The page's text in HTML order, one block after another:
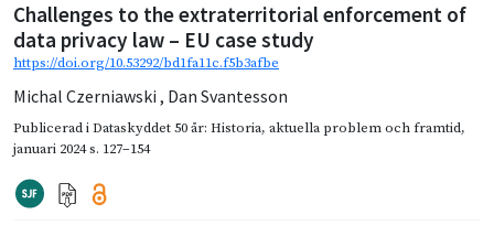
Challenges to the extraterritorial enforcement of
data privacy law – EU case study
https://doi.org/10.53292/bd1fa11c.f5b3afbe
Michal Czerniawski , Dan Svantesson
Publicerad iDataskyddet 50 år: Historia, aktuella problem och framtid,
januari 2024s. 127–154